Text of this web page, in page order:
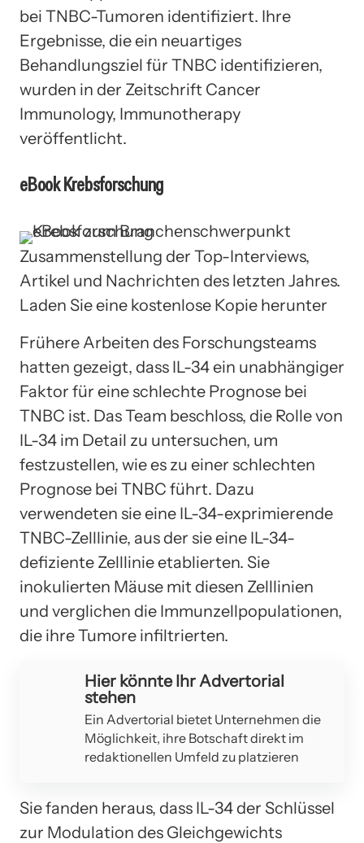
bei TNBC-Tumoren identifiziert. Ihre
Ergebnisse, die ein neuartiges
Behandlungsziel für TNBC identifizieren,
wurden in der Zeitschrift Cancer
Immunology, Immunotherapy
veröffentlicht.
eBook Krebsforschung
Zusammenstellung der Top-Interviews,
Artikel und Nachrichten des letzten Jahres.
Laden Sie eine kostenlose Kopie herunter
Frühere Arbeiten des Forschungsteams
hatten gezeigt, dass IL-34 ein unabhängiger
Faktor für eine schlechte Prognose bei
TNBC ist. Das Team beschloss, die Rolle von
IL-34 im Detail zu untersuchen, um
festzustellen, wie es zu einer schlechten
Prognose bei TNBC führt. Dazu
verwendeten sie eine IL-34-exprimierende
TNBC-Zelllinie, aus der sie eine IL-34-
defiziente Zelllinie etablierten. Sie
inokulierten Mäuse mit diesen Zelllinien
und verglichen die Immunzellpopulationen,
die ihre Tumore infiltrierten.
Hier könnte Ihr Advertorial
stehen
Ein Advertorial bietet Unternehmen die
Möglichkeit, ihre Botschaft direkt im
redaktionellen Umfeld zu platzieren
Sie fanden heraus, dass IL-34 der Schlüssel
zur Modulation des Gleichgewichts